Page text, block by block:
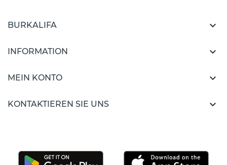
BURKALIFA 
INFORMATION 
MEIN KONTO 
KONTAKTIEREN SIE UNS 